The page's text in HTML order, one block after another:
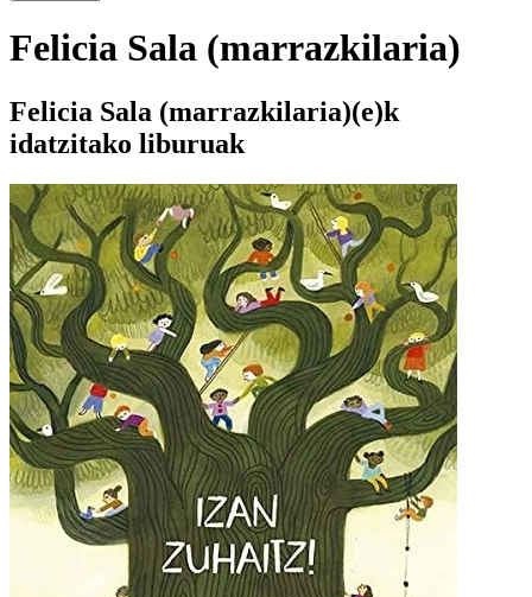
Felicia Sala (marrazkilaria)
Felicia Sala (marrazkilaria)(e)k
idatzitako liburuak